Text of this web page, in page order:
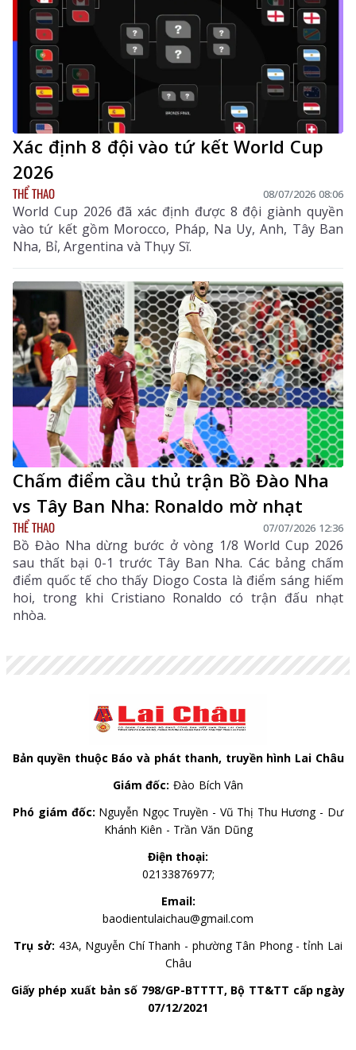
Xác định 8 đội vào tứ kết World Cup
2026
THỂ THAO 08/07/2026 08:06
World Cup 2026 đã xác định được 8 đội giành quyền
vào tứ kết gồm Morocco, Pháp, Na Uy, Anh, Tây Ban
Nha, Bỉ, Argentina và Thụy Sĩ.
Chấm điểm cầu thủ trận Bồ Đào Nha
vs Tây Ban Nha: Ronaldo mờ nhạt
THỂ THAO 07/07/2026 12:36
Bồ Đào Nha dừng bước ở vòng 1/8 World Cup 2026
sau thất bại 0-1 trước Tây Ban Nha. Các bảng chấm
điểm quốc tế cho thấy Diogo Costa là điểm sáng hiếm
hoi, trong khi Cristiano Ronaldo có trận đấu nhạt
nhòa.
Bản quyền thuộc Báo và phát thanh, truyền hình Lai Châu
Giám đốc: Đào Bích Vân
Phó giám đốc: Nguyễn Ngọc Truyền - Vũ Thị Thu Hương - Dư
Khánh Kiên - Trần Văn Dũng
Điện thoại:
02133876977;
Email:
baodientulaichau@gmail.com
Trụ sở: 43A, Nguyễn Chí Thanh - phường Tân Phong - tỉnh Lai
Châu
Giấy phép xuất bản số 798/GP-BTTTT, Bộ TT&TT cấp ngày
07/12/2021